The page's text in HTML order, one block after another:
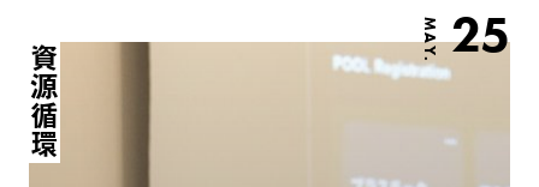
MAY. 25
資源循環